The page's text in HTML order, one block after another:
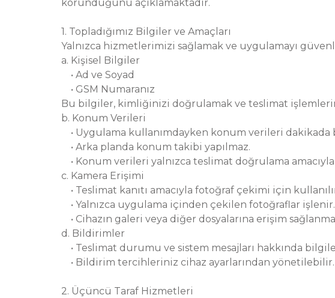
korunduğunu açıklamaktadır.
1. Topladığımız Bilgiler ve Amaçları
Yalnızca hizmetlerimizi sağlamak ve uygulamayı
a. Kişisel Bilgiler
• Ad ve Soyad
• GSM Numaranız
Bu bilgiler, kimliğinizi doğrulamak ve teslimat
b. Konum Verileri
• Uygulama kullanımdayken konum verileri dakikada
• Arka planda konum takibi yapılmaz.
• Konum verileri yalnızca teslimat doğrulama amacıyla
c. Kamera Erişimi
• Teslimat kanıtı amacıyla fotoğraf çekimi için
• Yalnızca uygulama içinden çekilen fotoğraflar işlenir.
• Cihazın galeri veya diğer dosyalarına erişim
d. Bildirimler
• Teslimat durumu ve sistem mesajları hakkında
• Bildirim tercihleriniz cihaz ayarlarından yönetilebilir.
2. Üçüncü Taraf Hizmetleri